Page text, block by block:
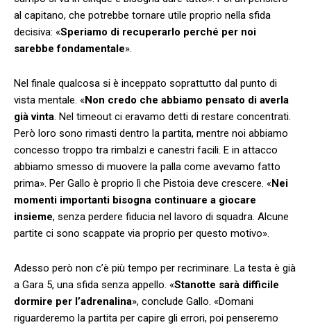
al capitano, che potrebbe tornare utile proprio nella sfida
decisiva: «Speriamo di recuperarlo perché per noi
sarebbe fondamentale».
Nel finale qualcosa si è inceppato soprattutto dal punto di
vista mentale. «Non credo che abbiamo pensato di averla
già vinta. Nel timeout ci eravamo detti di restare concentrati.
Però loro sono rimasti dentro la partita, mentre noi abbiamo
concesso troppo tra rimbalzi e canestri facili. E in attacco
abbiamo smesso di muovere la palla come avevamo fatto
prima». Per Gallo è proprio lì che Pistoia deve crescere. «Nei
momenti importanti bisogna continuare a giocare
insieme, senza perdere fiducia nel lavoro di squadra. Alcune
partite ci sono scappate via proprio per questo motivo».
Adesso però non c’è più tempo per recriminare. La testa è già
a Gara 5, una sfida senza appello. «Stanotte sarà difficile
dormire per l’adrenalina», conclude Gallo. «Domani
riguarderemo la partita per capire gli errori, poi penseremo